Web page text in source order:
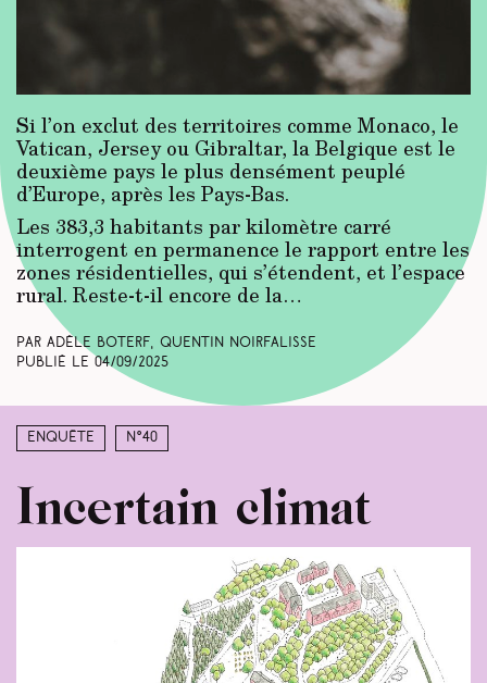
Si l’on exclut des territoires comme Monaco, le
Vatican, Jersey ou Gibraltar, la Belgique est le
deuxième pays le plus densément peuplé
d’Europe, après les Pays-Bas.
Les 383,3 habitants par kilomètre carré
interrogent en permanence le rapport entre les
zones résidentielles, qui s’étendent, et l’espace
rural. Reste-t-il encore de la…
Par Adèle Boterf, Quentin Noirfalisse
Publié le 04/09/2025
Enquête N°40
Incertain climat